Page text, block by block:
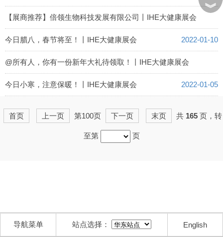
2022-01-13
【展商推荐】倍领生物科技发展有限公司丨IHE大健康展会
2022-01-11
今日腊八，春节将至！丨IHE大健康展会 2022-01-10
@所有人，你有一份新年大礼待领取！丨IHE大健康展会
2022-01-09
今日小寒，注意保暖！丨IHE大健康展会 2022-01-05
首页 上一页 第100页 下一页 末页 共 165 页，转
至第 页
︾
导航菜单 站点选择： English